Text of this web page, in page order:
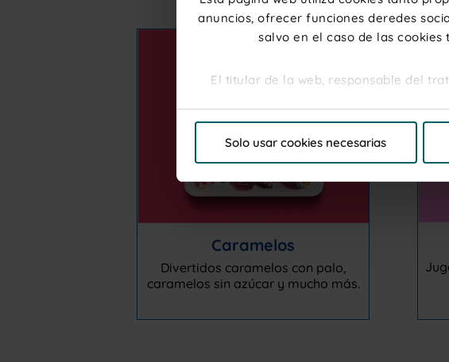
anuncios, ofrecer funciones deredes
salvo en el caso de las
El titular de la web, responsable del
Por favor, haga clic en "Permitir todas
"Personalizar"para elegir que cookies
Solo usar cookies necesarias
Caramelos
Divertidos caramelos con palo,
caramelos sin azúcar y mucho más.